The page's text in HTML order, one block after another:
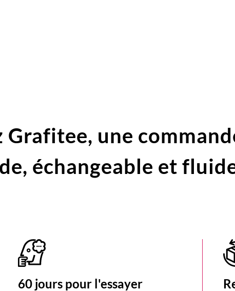
Grafitee, une
échangeable et
60 jours pour l'essayer